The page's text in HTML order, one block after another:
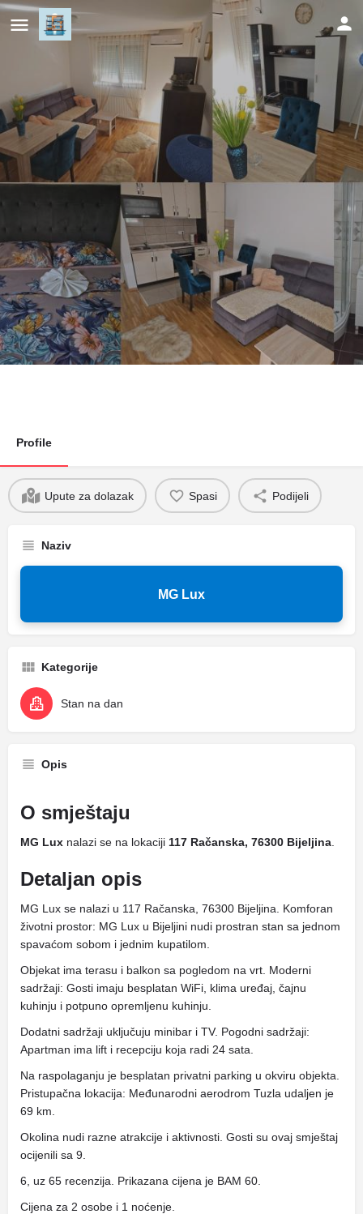
MG Lux
Profile
Upute za dolazak Spasi Podijeli
Naziv
MG Lux
Kategorije
Stan na dan
Opis
O smještaju
MG Lux nalazi se na lokaciji 117 Račanska, 76300 Bijeljina
Detaljan opis
MG Lux se nalazi u 117 Račanska, 76300 Bijeljina. Komforan
životni prostor: MG Lux u Bijeljini nudi prostran stan sa jednom
spavaćom sobom i jednim kupatilom.
Objekat ima terasu i balkon sa pogledom na vrt. Moderni
sadržaji: Gosti imaju besplatan WiFi, klima uređaj, čajnu
kuhinju i potpuno opremljenu kuhinju.
Dodatni sadržaji uključuju minibar i TV. Pogodni sadržaji:
Apartman ima lift i recepciju koja radi 24 sata.
Na raspolaganju je besplatan privatni parking u okviru objekta.
Pristupačna lokacija: Međunarodni aerodrom Tuzla udaljen je
69 km.
Okolina nudi razne atrakcije i aktivnosti. Gosti su ovaj smještaj
ocijenili sa 9.
6, uz 65 recenzija. Prikazana cijena je BAM 60.
Cijena za 2 osobe i 1 noćenje.